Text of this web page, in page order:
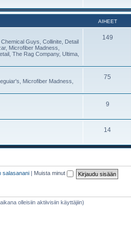
AIHEET
Guys, Collinite, Detail
Microfiber Madness,
The Rag Company, Ultima,
149
Microfiber Madness,
75
9
14
salasanani Muista minut
olleisiin aktiivisiin käyttäjiin)